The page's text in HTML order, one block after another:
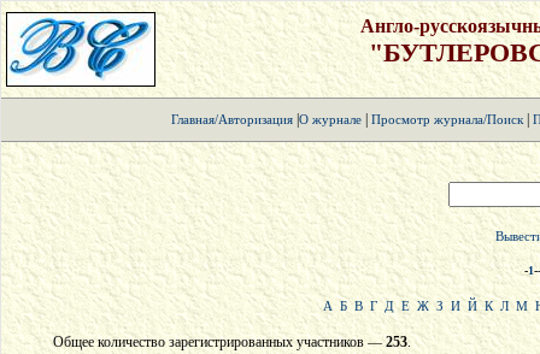
Англо-
Главная/Авторизация| О журнале| Просмотр журнала/Поиск|
-1--
А Б В Г Д Е Ж З И Й К Л М
Общее количество зарегистрированных участников —253.